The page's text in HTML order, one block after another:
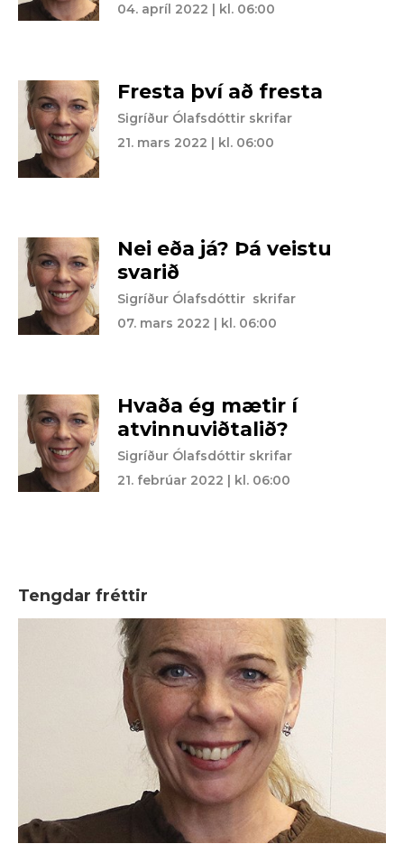
04. apríl 2022 | kl. 06:00
Fresta því að fresta
Sigríður Ólafsdóttir skrifar
21. mars 2022 | kl. 06:00
Nei eða já? Þá veistu
svarið
Sigríður Ólafsdóttir skrifar
07. mars 2022 | kl. 06:00
Hvaða ég mætir í
atvinnuviðtalið?
Sigríður Ólafsdóttir skrifar
21. febrúar 2022 | kl. 06:00
Tengdar fréttir